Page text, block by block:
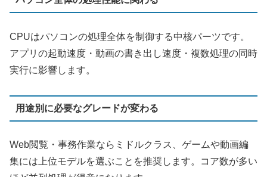
CPUはパソコンの処理全体を制御する中核パーツです。
アプリの起動速度・動画の書き出し速度・複数処理の同時
実行に影響します。
用途別に必要なグレードが変わる
Web閲覧・事務作業ならミドルクラス、ゲームや動画編
集には上位モデルを選ぶことを推奨します。コア数が多い